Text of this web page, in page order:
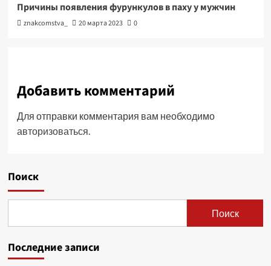
Причины появления фурункулов в паху у мужчин
znakcomstva_ 20 марта 2023 0
Добавить комментарий
Для отправки комментария вам необходимо
авторизоваться.
Поиск
Поиск
Последние записи